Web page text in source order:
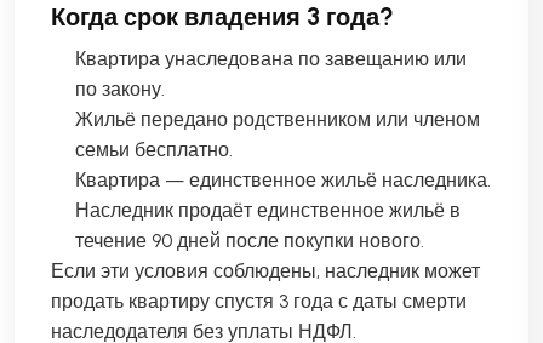
Когда срок владения 3 года?
Квартира унаследована по завещанию или
по закону.
Жильё передано родственником или членом
семьи бесплатно.
Квартира — единственное жильё наследника.
Наследник продаёт единственное жильё в
течение 90 дней после покупки нового.
Если эти условия соблюдены, наследник может
продать квартиру спустя 3 года с даты смерти
наследодателя без уплаты НДФЛ.